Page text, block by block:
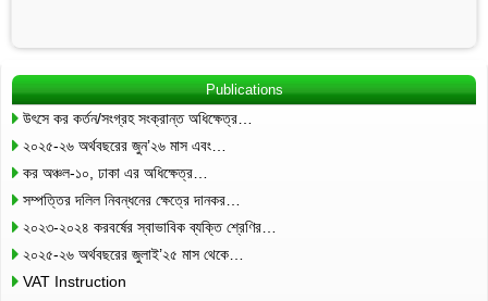
Publications
উৎসে কর কর্তন/সংগ্রহ সংক্রান্ত অধিক্ষেত্র…
২০২৫-২৬ অর্থবছরের জুন’২৬ মাস এবং…
কর অঞ্চল-১০, ঢাকা এর অধিক্ষেত্র…
সম্পত্তির দলিল নিবন্ধনের ক্ষেত্রে দানকর…
২০২৩-২০২৪ করবর্ষের স্বাভাবিক ব্যক্তি শ্রেণির…
২০২৫-২৬ অর্থবছরের জুলাই’২৫ মাস থেকে…
VAT Instruction